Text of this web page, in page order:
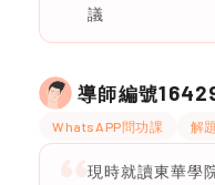
議
導師編號
WhatsAPP問功課 解
現時就讀東華學